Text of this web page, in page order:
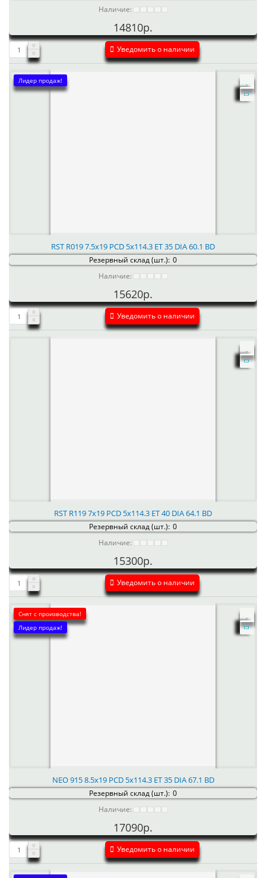
Наличие:
14810р.
Уведомить о наличии
Лидер продаж!
RST R019 7.5x19 PCD 5x114.3 ET 35 DIA 60.1 BD
Резервный склад (шт.): 0
Наличие:
15620р.
Уведомить о наличии
RST R119 7x19 PCD 5x114.3 ET 40 DIA 64.1 BD
Резервный склад (шт.): 0
Наличие:
15300р.
Уведомить о наличии
Снят с производства!
Лидер продаж!
NEO 915 8.5x19 PCD 5x114.3 ET 35 DIA 67.1 BD
Резервный склад (шт.): 0
Наличие:
17090р.
Уведомить о наличии